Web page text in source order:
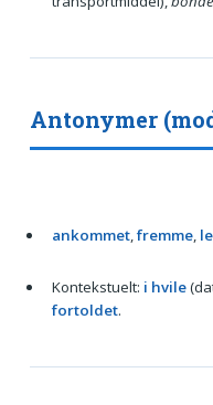
Antonymer
ankommet,fremme,
Kontekstuelt: i hvile
fortoldet.